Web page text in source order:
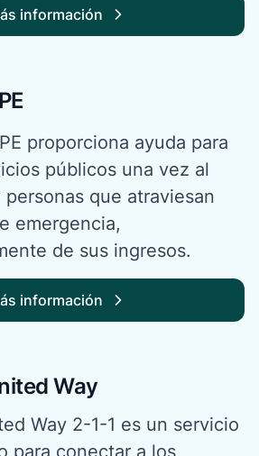
información
proporciona ayuda para
públicos una vez al
que atraviesan
emergencia,
de sus ingresos.
información
Way
Way 2-1-1 es un servicio
para conectar a los